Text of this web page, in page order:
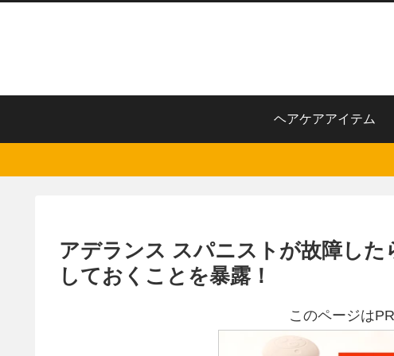
ヘアケアアイテム
アデランス スパニストが故障し
しておくことを暴露！
このページは